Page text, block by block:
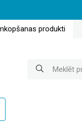
produkti